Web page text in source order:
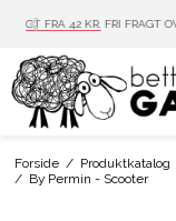
Forside / Produktkatalog
/ By Permin - Scooter